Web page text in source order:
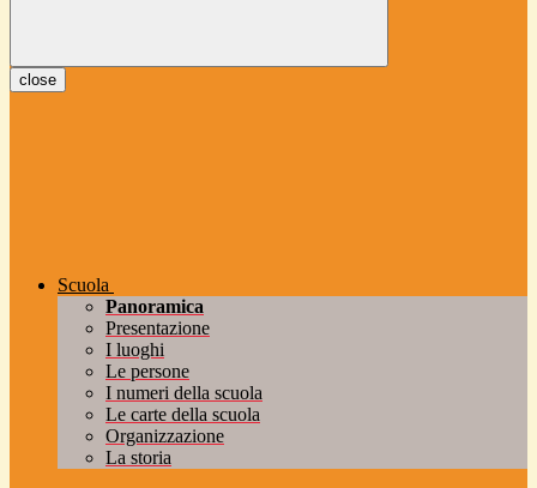
close
Scuola
Panoramica
Presentazione
I luoghi
Le persone
I numeri della scuola
Le carte della scuola
Organizzazione
La storia